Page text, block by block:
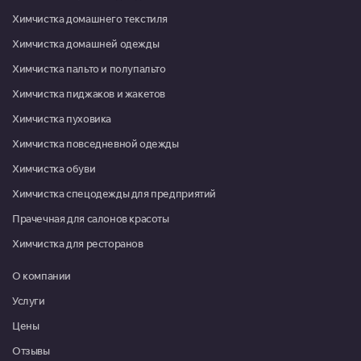
09:00-18:00
Пн-Пт 09:00-18:00, Сб 10:00-
Красноармейск, микрорайон Северный, д. 22
08:00-16:00
Пн-Пт 09:00-20:00, Сб-Вс
09:00-19:00
Москва, г. Московский, ул. Атласова, д. 9
О компании
Услуги
Цены
Отзывы
Химчистка домашнего текстиля
Химчистка домашней одежды
Химчистка пальто и полупальто
Химчистка пиджаков и жакетов
Химчистка пуховика
Химчистка повседневной одежды
Химчистка обуви
Химчистка спецодежды для предприятий
Прачечная для салонов красоты
Химчистка для ресторанов